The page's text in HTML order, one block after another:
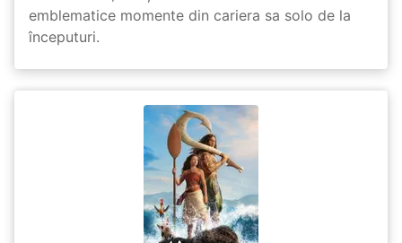
emblematice momente din cariera sa solo de la
începuturi.